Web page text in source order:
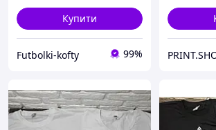
Купити
Futbolki-kofty 99%